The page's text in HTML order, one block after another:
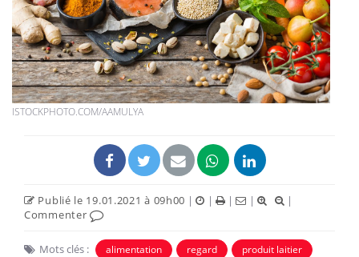
ISTOCKPHOTO.COM/AAMULYA
Publié le 19.01.2021 à 09h00 | | | |
|
Commenter
Mots clés : alimentation regard
produit laitier